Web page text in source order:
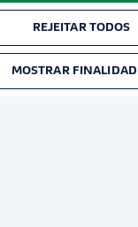
Avisos
Aviso
REJEITAR TODOS
MOSTRAR